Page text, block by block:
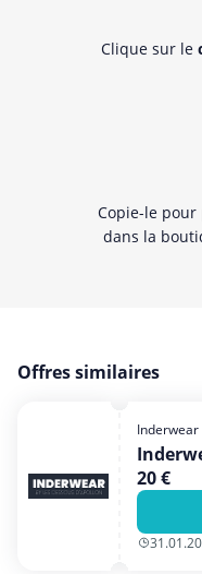
Clique sur le
Copie-le
dans la
Offres similaires
Inderwear
20 €